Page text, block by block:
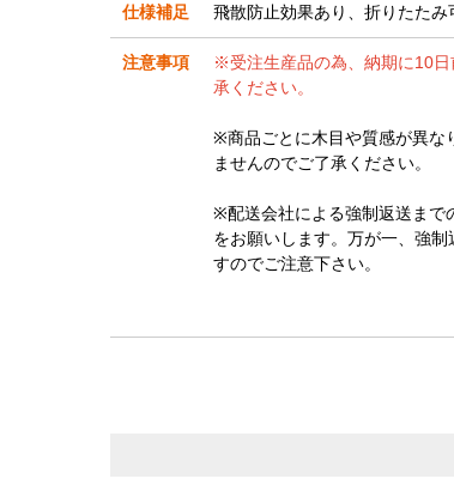
仕様補足 飛散防止効果あり、折りたたみ
注意事項
※受注生産品の為、納期に10
承ください。
※商品ごとに木目や質感が異な
ませんのでご了承ください。
※配送会社による強制返送まで
をお願いします。万が一、強
すのでご注意下さい。